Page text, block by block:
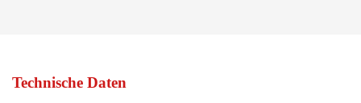
Technische Daten